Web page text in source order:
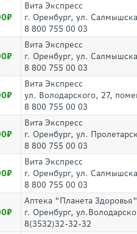
Вита Экспресс
г. Оренбург, ул.
8 800 755 00 03
Вита Экспресс
г. Оренбург, ул.
8 800 755 00 03
Вита Экспресс
ул. Володарского, 27,
8 800 755 00 03
Вита Экспресс
г. Оренбург, ул.
8 800 755 00 03
Вита Экспресс
г. Оренбург, ул.
8 800 755 00 03
Аптека "Планета Здоровья"
г. Оренбург,
8(3532)32-32-32